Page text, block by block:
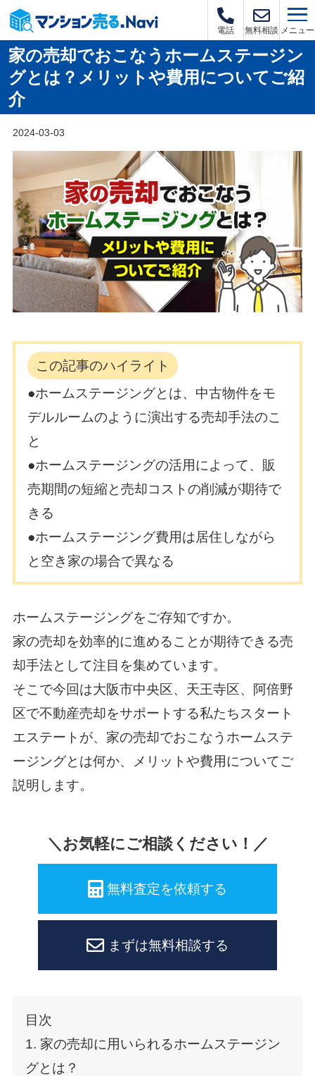
電話 無料相談 メニュー
家の売却でおこなうホームステージン
グとは？メリットや費用についてご紹
介
2024-03-03
この記事のハイライト
●ホームステージングとは、中古物件をモ
デルルームのように演出する売却手法のこ
と
●ホームステージングの活用によって、販
売期間の短縮と売却コストの削減が期待で
きる
●ホームステージング費用は居住しながら
と空き家の場合で異なる
ホームステージングをご存知ですか。
家の売却を効率的に進めることが期待できる売
却手法として注目を集めています。
そこで今回は大阪市中央区、天王寺区、阿倍野
区で不動産売却をサポートする私たちスタート
エステートが、家の売却でおこなうホームステ
ージングとは何か、メリットや費用についてご
説明します。
＼お気軽にご相談ください！／
無料査定を依頼する
まずは無料相談する
目次
1. 家の売却に用いられるホームステージン
グとは？